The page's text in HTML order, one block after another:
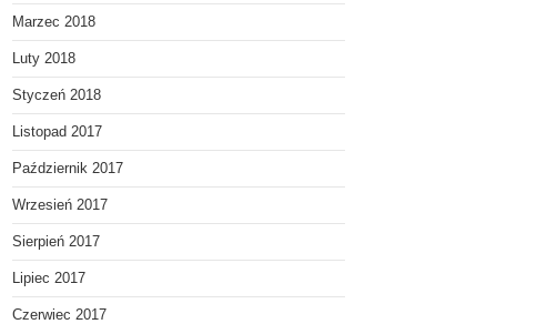
Marzec 2018
Luty 2018
Styczeń 2018
Listopad 2017
Październik 2017
Wrzesień 2017
Sierpień 2017
Lipiec 2017
Czerwiec 2017